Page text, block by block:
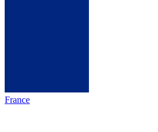
France